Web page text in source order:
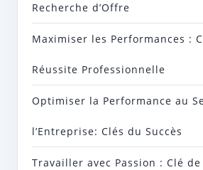
Recherche d’Offre
Maximiser les Performances :
Réussite Professionnelle
Optimiser la Performance au
l’Entreprise: Clés du Succès
Travailler avec Passion : Clé de